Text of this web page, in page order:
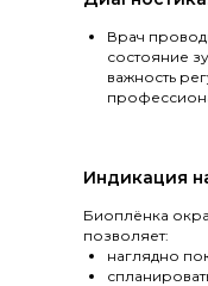
Врач
состояние
важность
Индикация
Биоплёнка
позволяет:
наглядно